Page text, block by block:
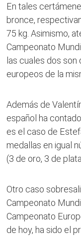
En tales
bronce,
75 kg. Asimismo,
Campeonato
las cuales dos son
europeos de la
Además de
español ha
es el caso de
medallas en igual
(3 de oro, 3 de
Otro caso
Campeonato
Campeonato
de hoy, ha sido el